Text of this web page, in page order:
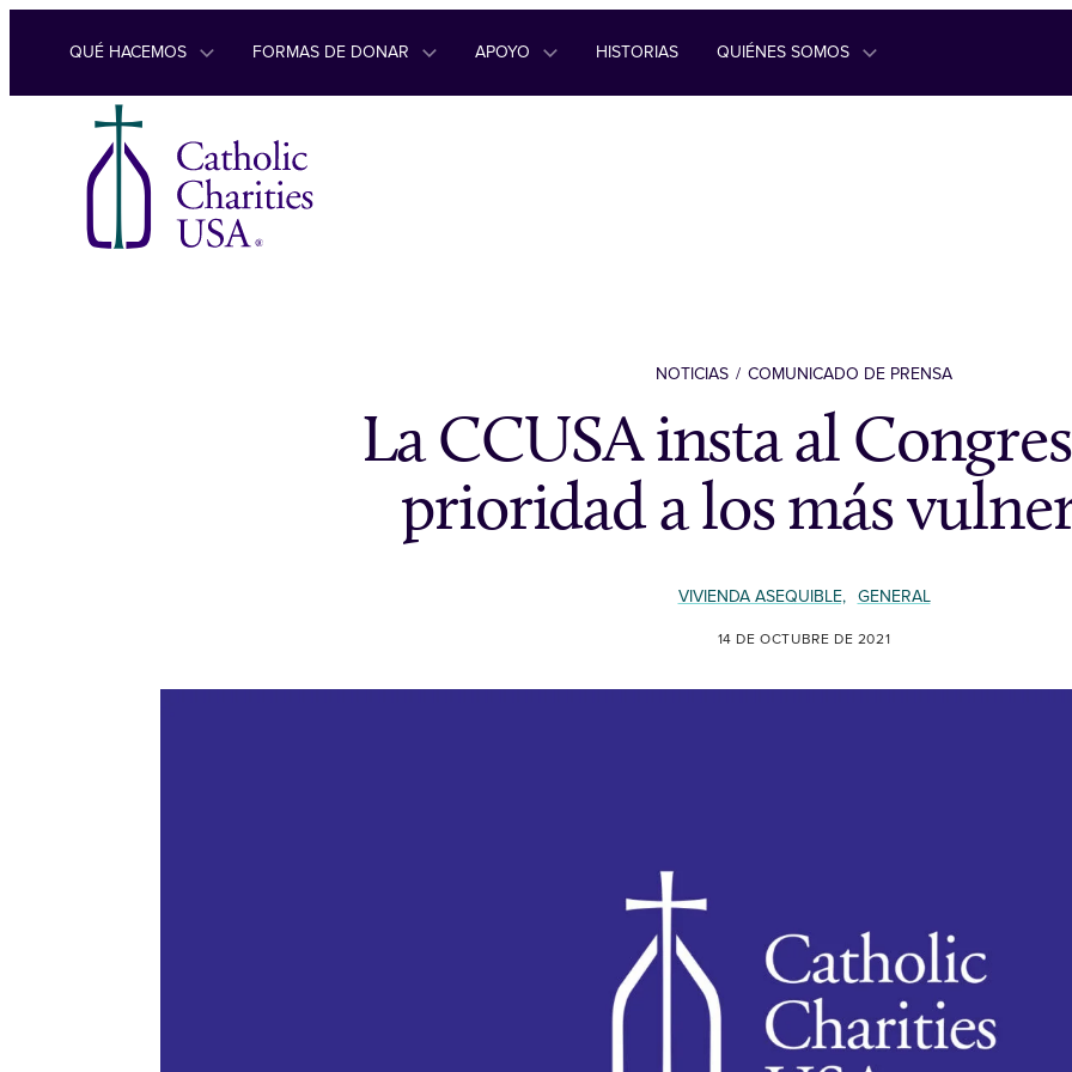
Ir al contenido
QUÉ HACEMOS FORMAS DE DONAR APOYO HISTORIAS QUIÉNES SOMOS
NOTICIAS COMUNICADO DE PRENSA
La CCUSA insta al
prioridad a los más
VIVIENDA ASEQUIBLE, GENERAL
14 DE OCTUBRE DE 2021